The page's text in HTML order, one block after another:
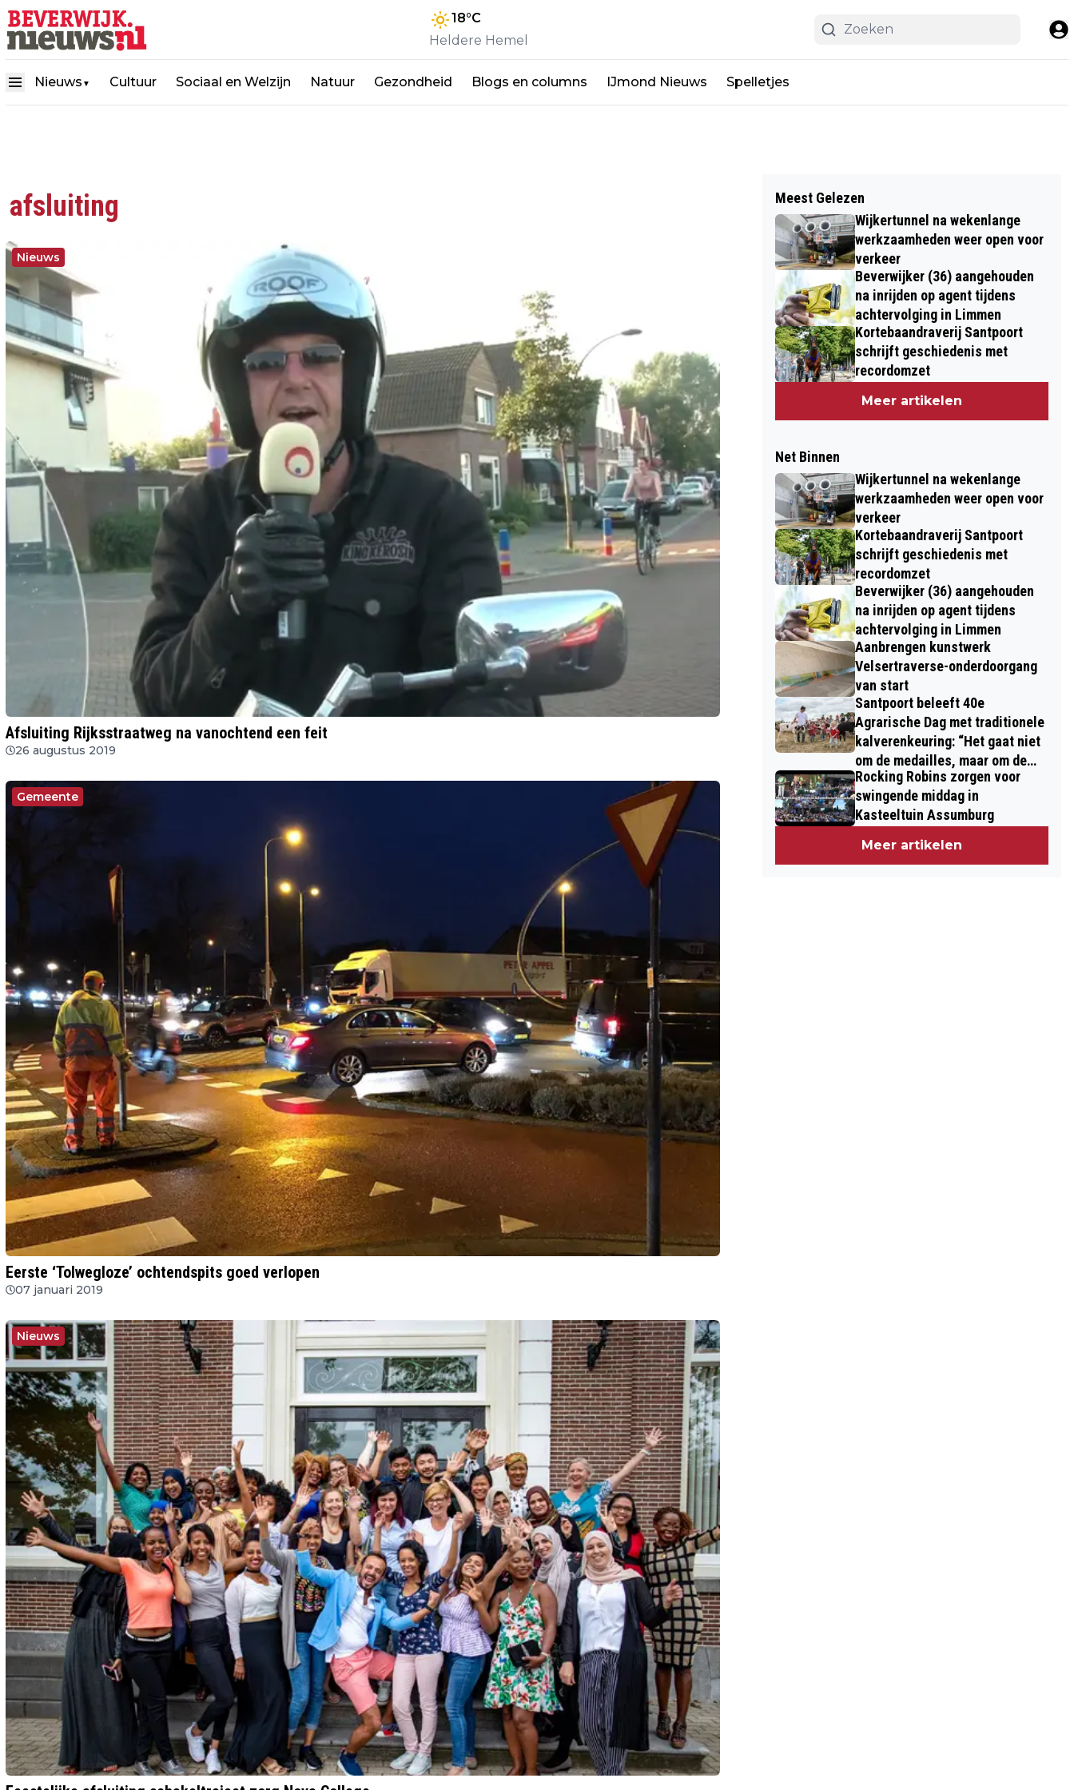
18°C
Heldere Hemel
Nieuws ▼ Cultuur Sociaal en Welzijn Natuur Gezondheid Blogs en columns IJmond Nieuws Spelletjes
afsluiting
Nieuws
Afsluiting Rijksstraatweg na vanochtend een feit
26 augustus 2019
Gemeente
Eerste ‘Tolwegloze’ ochtendspits goed verlopen
07 januari 2019
Nieuws
Meest Gelezen
Wijkertunnel na wekenlange
werkzaamheden weer open voor
verkeer
Beverwijker (36) aangehouden
na inrijden op agent tijdens
achtervolging in Limmen
Kortebaandraverij Santpoort
schrijft geschiedenis met
recordomzet
Meer artikelen
Net Binnen
Wijkertunnel na wekenlange
werkzaamheden weer open voor
verkeer
Kortebaandraverij Santpoort
schrijft geschiedenis met
recordomzet
Beverwijker (36) aangehouden
na inrijden op agent tijdens
achtervolging in Limmen
Aanbrengen kunstwerk
Velsertraverse-onderdoorgang
van start
Santpoort beleeft 40e
Agrarische Dag met traditionele
kalverenkeuring: “Het gaat niet
om de medailles, maar om de
kinderen”
Rocking Robins zorgen voor
swingende middag in
Kasteeltuin Assumburg
Meer artikelen